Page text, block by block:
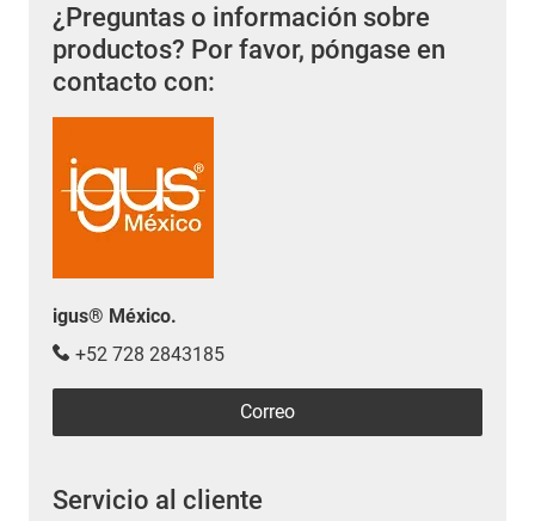
¿Preguntas o información sobre
productos? Por favor, póngase en
contacto con:
igus® México.
+52 728 2843185
Correo
Servicio al cliente